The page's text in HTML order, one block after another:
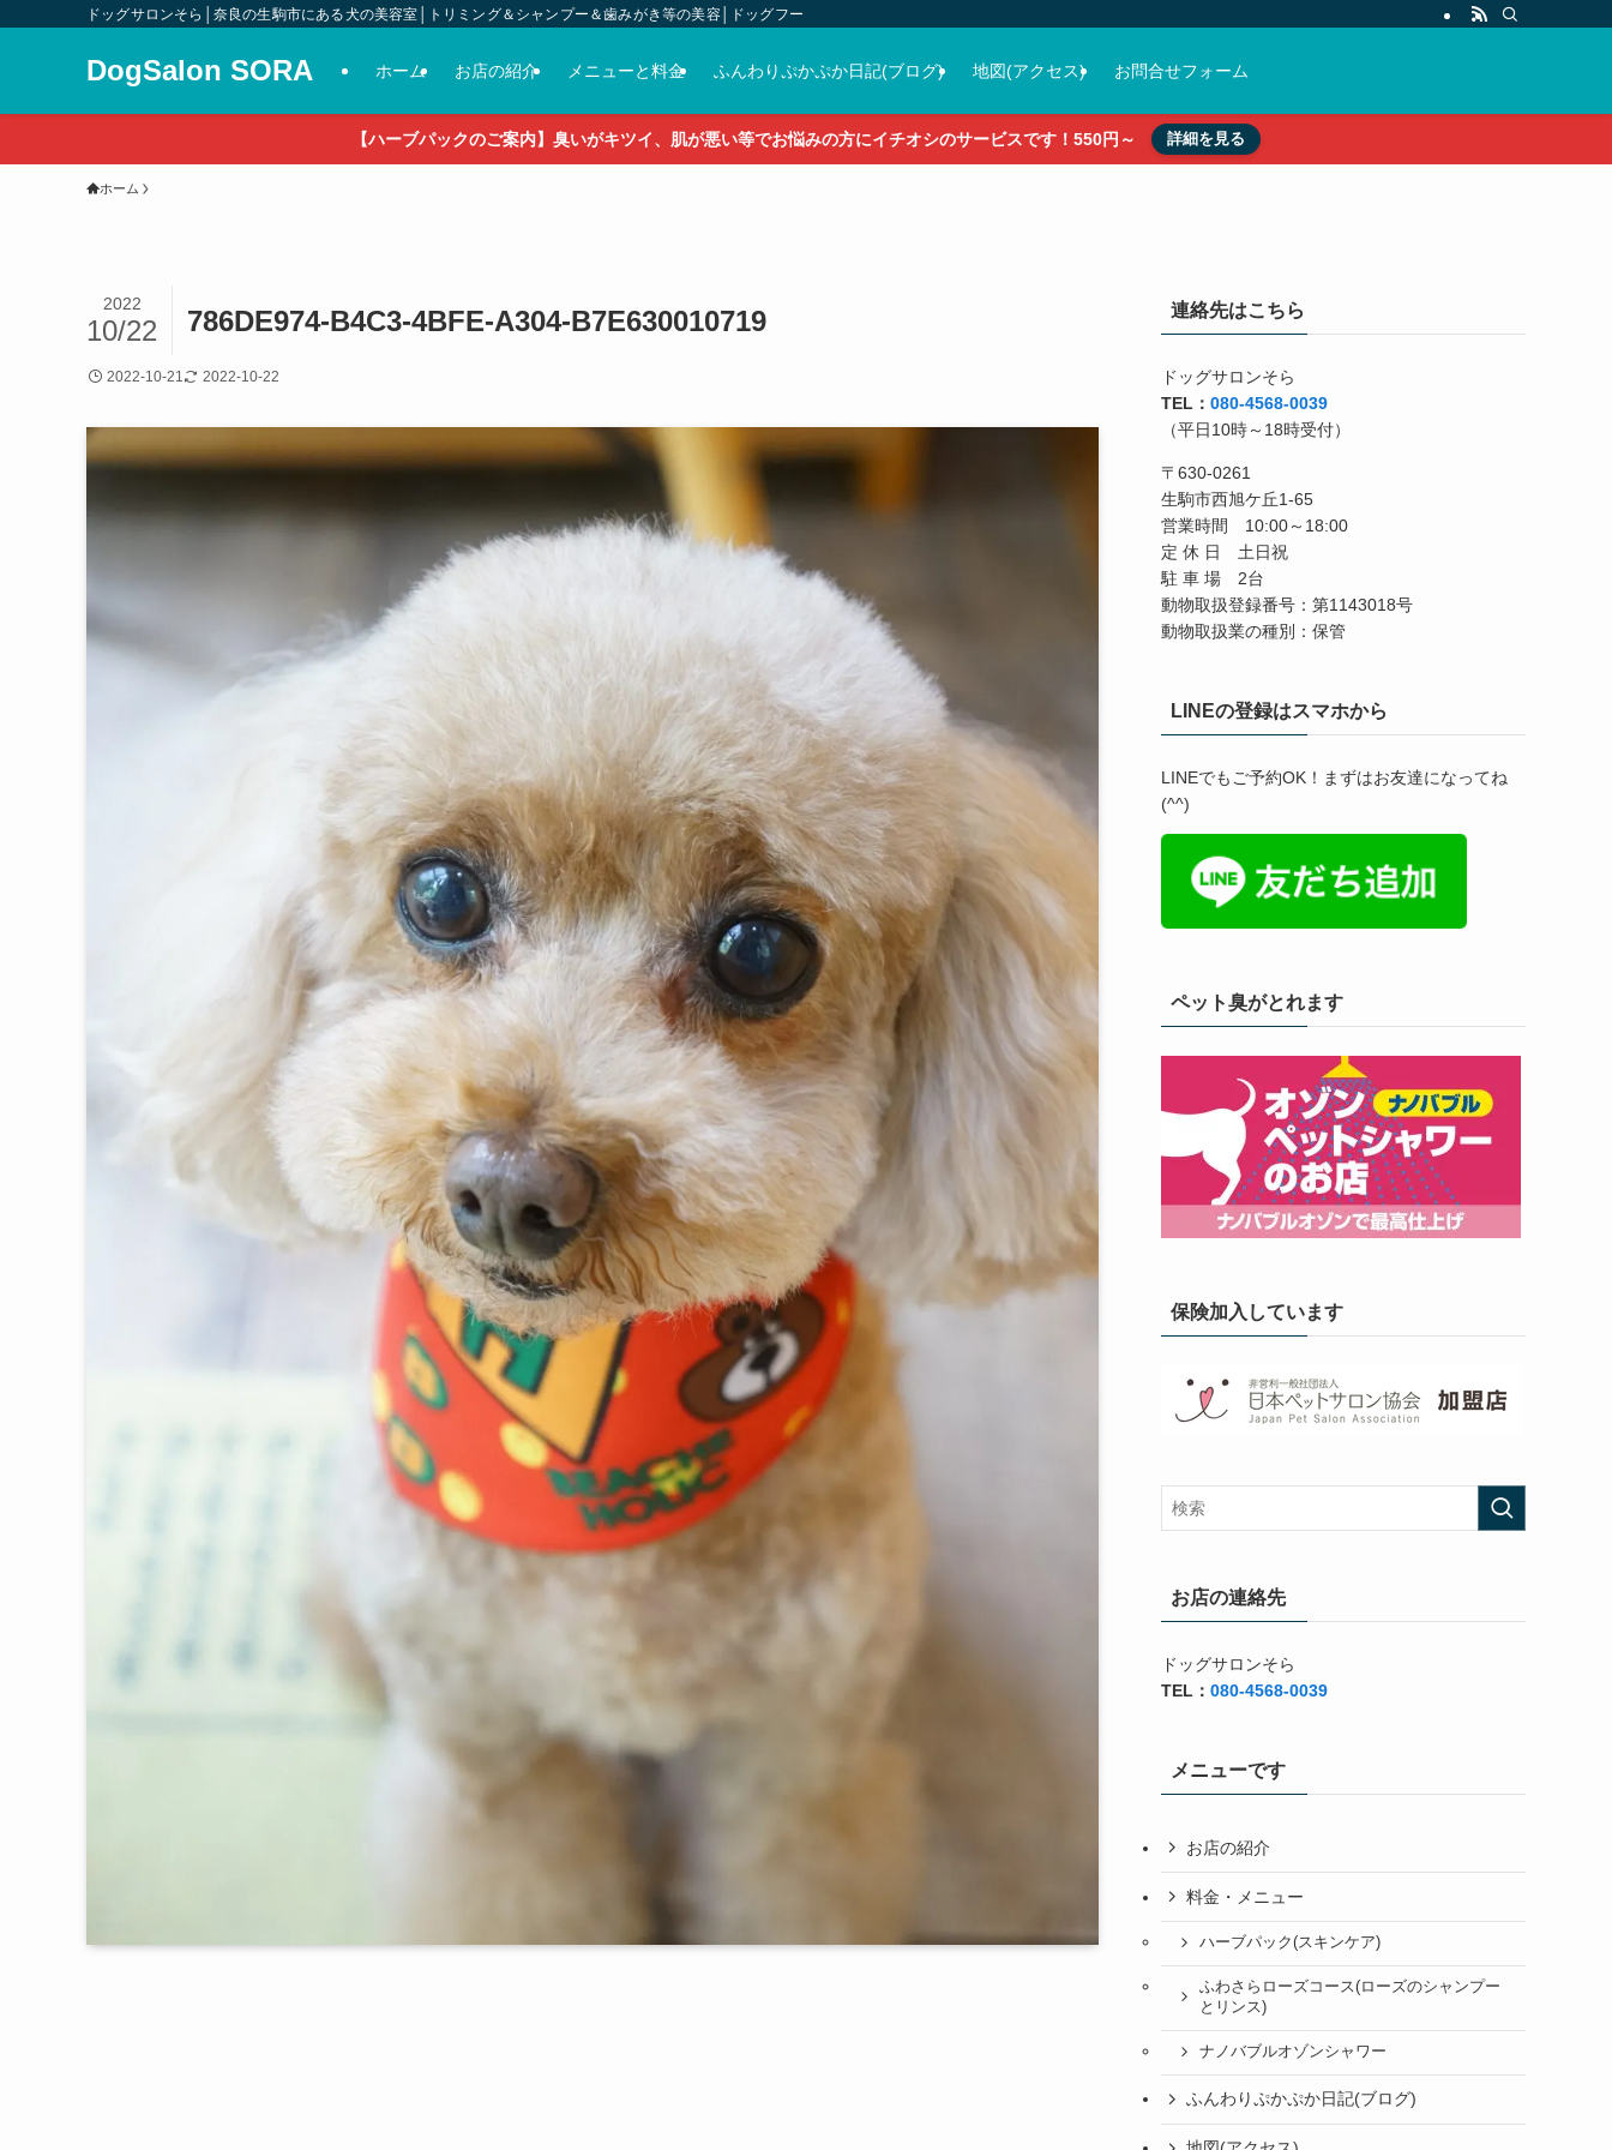
ドッグサロンそら│奈良の生駒市にある犬の美容室│トリミング＆シャンプー＆歯みがき等の美容│ドッグフード＆おやつ＆各種グッズの販売
DogSalon SORA ホーム お店の紹介 メニューと料金 ふんわりぷかぷか日記(ブログ) 地図(アクセス) お問合せフォーム
【ハーブパックのご案内】臭いがキツイ、肌が悪い等でお悩みの方にイチオシのサービスです！550円～ 詳細を見る
ホーム
786DE974-B4C3-4BFE-A304-B7E630010719
2022
10/22
2022-10-21 2022-10-22
連絡先はこちら
ドッグサロンそら
TEL： 080-4568-0039
（平日10時～18時受付）
〒630-0261
生駒市西旭ケ丘1-65
営業時間 10:00～18:00
定 休 日 土日祝
駐 車 場 2台
動物取扱登録番号：第1143018号
動物取扱業の種別：保管
LINEの登録はスマホから
LINEでもご予約OK！まずはお友達になってね
(^^)
ペット臭がとれます
保険加入しています
お店の連絡先
ドッグサロンそら
TEL： 080-4568-0039
メニューです
お店の紹介
料金・メニュー
ハーブパック(スキンケア)
ふわさらローズコース(ローズのシャンプー
とリンス)
ナノバブルオゾンシャワー
ふんわりぷかぷか日記(ブログ)